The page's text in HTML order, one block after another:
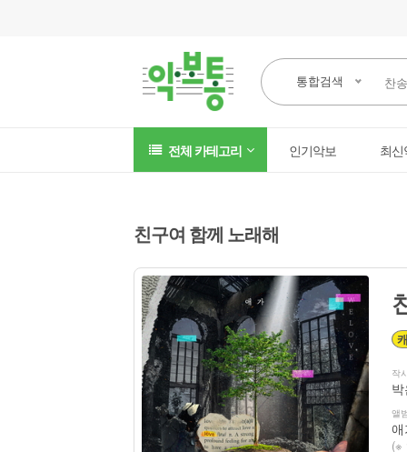
통합검색
전체 카테고리 인기악보 최
친구여 함께 노래해
작
앨
(※